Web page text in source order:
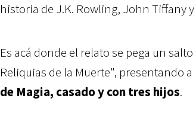
historia de J.K. Rowling, John Tiffany
Es acá donde el relato se pega un
Reliquias de la Muerte", presentando a
de Magia, casado y con tres hijos.